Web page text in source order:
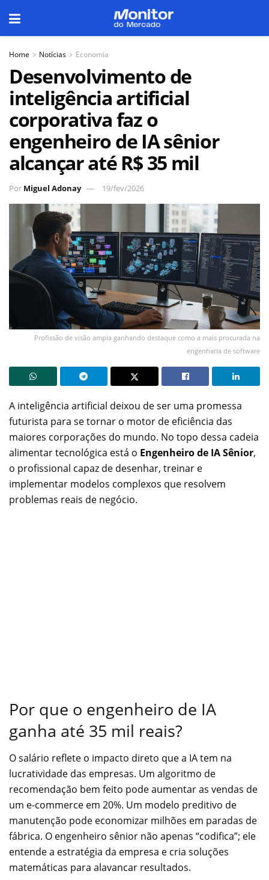
Home Notícias Economia
Desenvolvimento de
inteligência artificial
corporativa faz o
engenheiro de IA sênior
alcançar até R$ 35 mil
Por Miguel Adonay 19/fev/2026
Profissão de visão ampla ganhando destaque como a mais procurada na
engenharia de software
A inteligência artificial deixou de ser uma promessa
futurista para se tornar o motor de eficiência das
maiores corporações do mundo. No topo dessa cadeia
alimentar tecnológica está o Engenheiro de IA Sênior,
o profissional capaz de desenhar, treinar e
implementar modelos complexos que resolvem
problemas reais de negócio.
Por que o engenheiro de IA
ganha até 35 mil reais?
O salário reflete o impacto direto que a IA tem na
lucratividade das empresas. Um algoritmo de
recomendação bem feito pode aumentar as vendas de
um e-commerce em 20%. Um modelo preditivo de
manutenção pode economizar milhões em paradas de
fábrica. O engenheiro sênior não apenas “codifica”; ele
entende a estratégia da empresa e cria soluções
matemáticas para alavancar resultados.